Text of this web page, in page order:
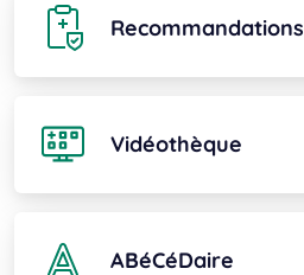
Recommandations
Vidéothèque
ABéCéDaire